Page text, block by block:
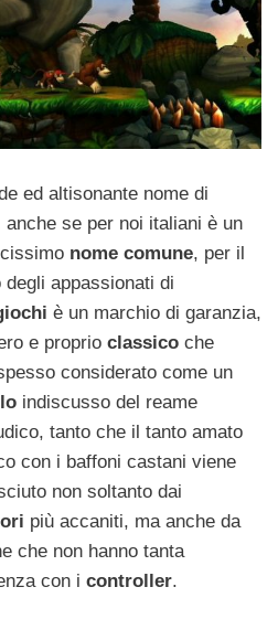
ed altisonante nome di
anche se per noi italiani è un
nome comune, per il
degli appassionati di
è un marchio di garanzia,
e proprio classico che
considerato come un
indiscusso del reame
tanto che il tanto amato
con i baffoni castani viene
non soltanto dai
più accaniti, ma anche da
che non hanno tanta
con i controller.